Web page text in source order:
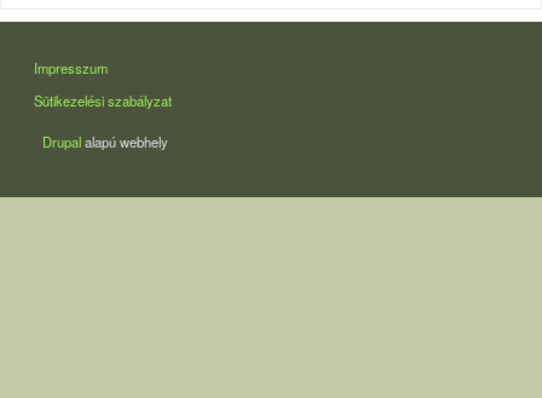
LÁBLÉC
Impresszum
Sütikezelési szabályzat
Drupalalapú webhely